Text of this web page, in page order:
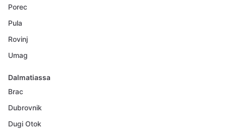
Porec
Pula
Rovinj
Umag
Dalmatiassa
Brac
Dubrovnik
Dugi Otok